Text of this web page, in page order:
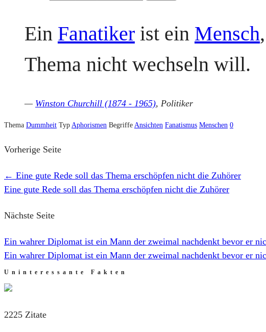
Ein Fanatiker ist ein Mensch
Thema nicht wechseln will.
— Winston Churchill (1874 - 1965), Politiker
Thema Dummheit Typ Aphorismen Begriffe Ansichten Fanatismus Menschen 0
Vorherige Seite
← Eine gute Rede soll das Thema erschöpfen nicht die Zuhörer
Eine gute Rede soll das Thema erschöpfen nicht die Zuhörer
Nächste Seite
Ein wahrer Diplomat ist ein Mann der zweimal nachdenkt bevor er
Ein wahrer Diplomat ist ein Mann der zweimal nachdenkt bevor er
Uninteressante Fakten
2225 Zitate